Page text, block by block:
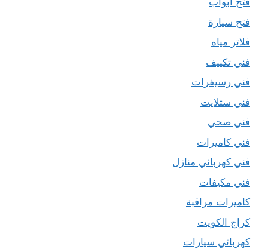
فتح سيارة
فلاتر مياه
فني تكييف
فني رسيفرات
فني ستلايت
فني صحي
فني كاميرات
فني كهربائي منازل
فني مكيفات
كاميرات مراقبة
كراج الكويت
كهربائي سيارات